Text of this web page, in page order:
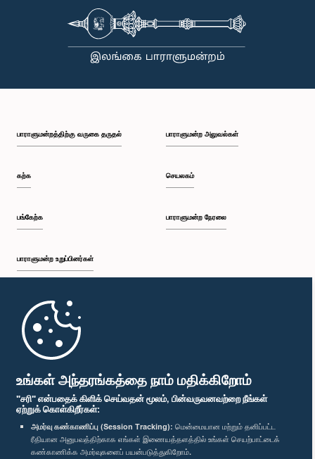
உங்கள் அந்தரங்கத்தை நாம் மதிக்கிறோம்
"சரி" என்பதைக் கிளிக் செய்வதன் மூலம், பின்வருவனவற்றை நீங்கள்
ஏற்றுக் கொள்கிறீர்கள்:
அமர்வு கண்காணிப்பு (Session Tracking): மென்மையான மற்றும் தனிப்பட்ட
ரீதியான அனுபவத்திற்காக எங்கள் இணையத்தளத்தில் உங்கள் செயற்பாட்டைக்
கண்காணிக்க அமர்வுகளைப் பயன்படுத்துகிறோம்.
பாராளுமன்றத்திற்கு வருகை தருதல்
கற்க
பங்கேற்க
பாராளுமன்ற உறுப்பினர்கள்
முதற்பக்கம்
பாராளுமன்ற அலுவல்கள்
செயலகம்
பாராளுமன்ற நேரலை
பாராளுமன்ற கையடக்க செயலி
எம்மை பின்தொடர்க :